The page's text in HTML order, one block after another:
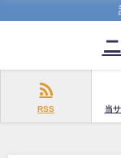
RSS 当